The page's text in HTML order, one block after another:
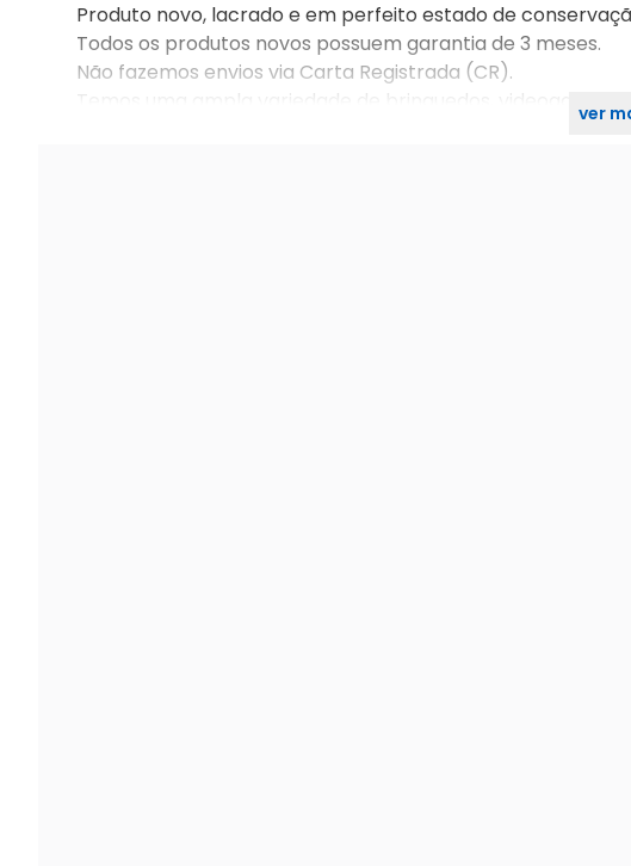
Produto novo, lacrado e em perfeito estado de
Todos os produtos novos possuem garantia de 3 meses.
Não fazemos envios via Carta Registrada (CR).
Temos uma ampla variedade de brinquedos, videogames
ver